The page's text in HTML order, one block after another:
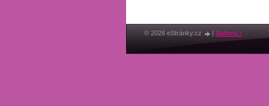
© 2026 eStránky.cz | Nahoru ↑